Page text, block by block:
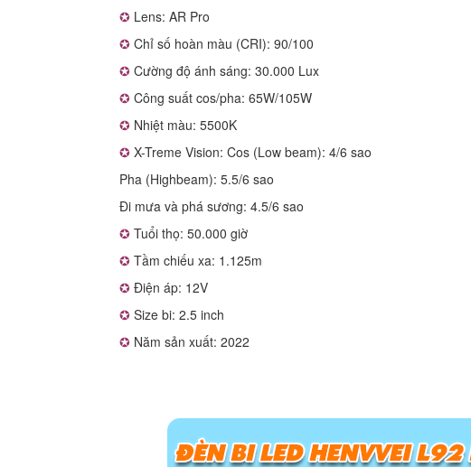
✪ Lens: AR Pro
✪ Chỉ số hoàn màu (CRI): 90/100
✪ Cường độ ánh sáng: 30.000 Lux
✪ Công suất cos/pha: 65W/105W
✪ Nhiệt màu: 5500K
✪ X-Treme Vision: Cos (Low beam): 4/6 sao
Pha (Highbeam): 5.5/6 sao
Đi mưa và phá sương: 4.5/6 sao
✪ Tuổi thọ: 50.000 giờ
✪ Tầm chiếu xa: 1.125m
✪ Điện áp: 12V
✪ Size bi: 2.5 inch
✪ Năm sản xuất: 2022